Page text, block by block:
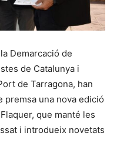
Demarcació de
de Catalunya i
de Tarragona, han
premsa una nova edició
que manté les
i introdueix novetats